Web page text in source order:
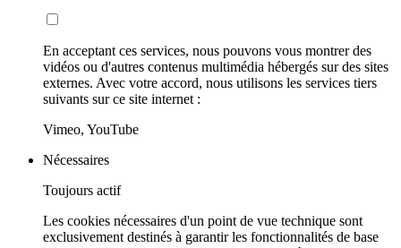
En acceptant ces services, nous pouvons vous montrer des
vidéos ou d'autres contenus multimédia hébergés sur des sites
externes. Avec votre accord, nous utilisons les services tiers
suivants sur ce site internet :
Vimeo, YouTube
Nécessaires
Toujours actif
Les cookies nécessaires d'un point de vue technique sont
exclusivement destinés à garantir les fonctionnalités de base